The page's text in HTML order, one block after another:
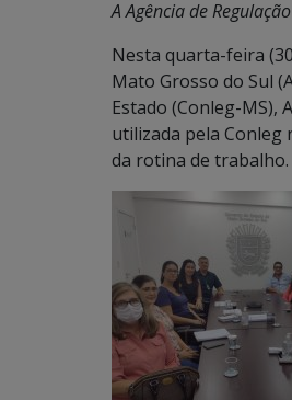
A Agência de
Nesta quarta-feira
Mato Grosso do Sul
Estado (Conleg-MS),
utilizada pela Conleg
da rotina de trabalho.